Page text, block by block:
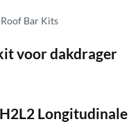
Bar Kits
voor dakdrager
Longitudinale